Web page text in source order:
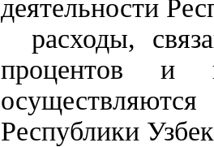
деятельности
расходы,
процентов и
Республики